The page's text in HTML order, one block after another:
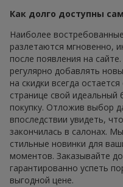
Как долго доступны
Наиболее
разлетаются мгновенно,
после появления на
регулярно добавлять
на скидки всегда
странице свой
покупку. Отложив выбор
впоследствии увидеть,
закончилась в салонах.
стильные новинки для
моментов. Заказывайте
гарантированно успеть
выгодной цене.